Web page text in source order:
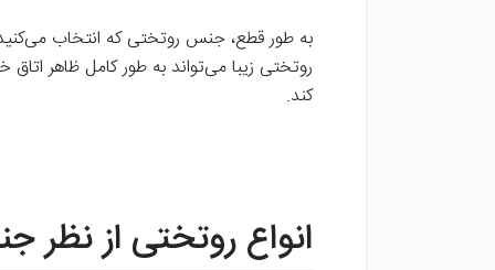
به طور قطع، جنس روتختی که انتخاب
روتختی زیبا می‌تواند به طور کامل ظاهر
کند.
انواع روتختی از نظر